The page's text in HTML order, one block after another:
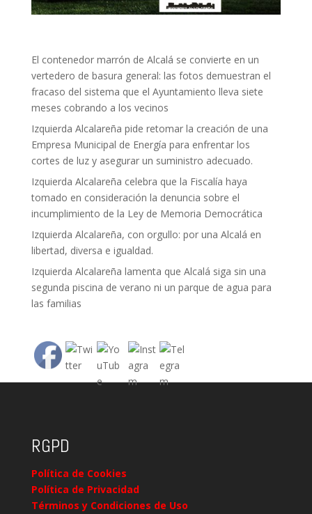
El contenedor marrón de Alcalá se convierte en un
vertedero de basura general: las fotos demuestran el
fracaso del sistema que el Ayuntamiento lleva siete
meses cobrando a los vecinos
Izquierda Alcalareña pide retomar la creación de una
Empresa Municipal de Energía para enfrentar los
cortes de luz y asegurar un suministro adecuado.
Izquierda Alcalareña celebra que la Fiscalía haya
tomado en consideración la denuncia sobre el
incumplimiento de la Ley de Memoria Democrática
Izquierda Alcalareña, con orgullo: por una Alcalá en
libertad, diversa e igualdad.
Izquierda Alcalareña lamenta que Alcalá siga sin una
segunda piscina de verano ni un parque de agua para
las familias
RGPD
Política de Cookies
Política de Privacidad
Términos y Condiciones de Uso